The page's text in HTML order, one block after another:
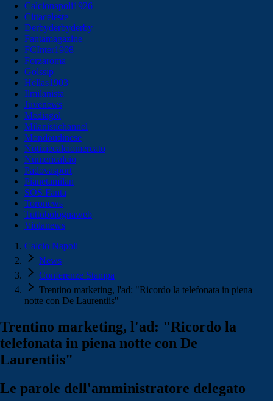
Calcionapoli1926
Cittaceleste
Derbyderbyderby
Fantamagazine
FCInter1908
Forzaroma
Golssip
Hellas1903
Ilmilanista
Juvenews
Mediagol
Milanistichannel
Mondoudinese
Notiziecalciomercato
Numericalcio
Padovasport
Pianetamilan
SOS Fanta
Toronews
Tuttobolognaweb
Violanews
Calcio Napoli
News
Conferenze Stampa
Trentino marketing, l'ad: "Ricordo la telefonata in piena
notte con De Laurentiis"
Trentino marketing, l'ad: "Ricordo la
telefonata in piena notte con De
Laurentiis"
Le parole dell'amministratore delegato